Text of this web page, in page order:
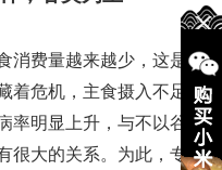
消费量越来越少，这是生
着危机，主食摄入不足危
率明显上升，与不以谷物
很大的关系。为此，专家